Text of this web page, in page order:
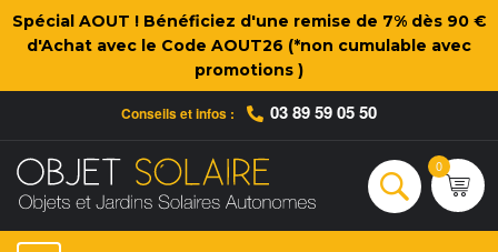
Spécial AOUT ! Bénéficiez d'une remise de 7% dès 90 €
d'Achat avec le Code AOUT26 (*non cumulable avec
promotions )
Conseils et infos : 03 89 59 05 50
Rechercher
0